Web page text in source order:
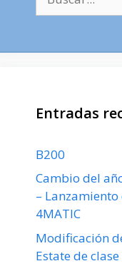
Entradas
B200
Cambio del
– Lanzamiento
4MATIC
Modificación
Estate de